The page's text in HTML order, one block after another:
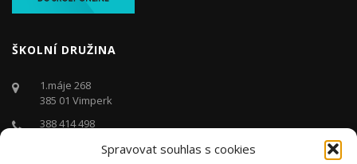
Spravovat souhlas s cookies
ŠKOLNÍ DRUŽINA
1.máje 268
385 01 Vimperk
388 414 498
druzina@zstgmvimperk.cz